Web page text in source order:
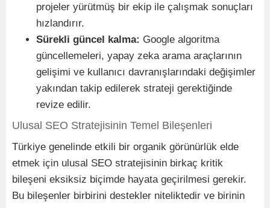
projeler yürütmüş bir ekip ile çalışmak sonuçları
hızlandırır.
Sürekli güncel kalma: Google algoritma
güncellemeleri, yapay zeka arama araçlarının
gelişimi ve kullanıcı davranışlarındaki değişimler
yakından takip edilerek strateji gerektiğinde
revize edilir.
Ulusal SEO Stratejisinin Temel Bileşenleri
Türkiye genelinde etkili bir organik görünürlük elde
etmek için ulusal SEO stratejisinin birkaç kritik
bileşeni eksiksiz biçimde hayata geçirilmesi gerekir.
Bu bileşenler birbirini destekler niteliktedir ve birinin